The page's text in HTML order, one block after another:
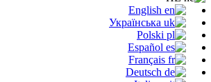
English
Українська
Polski
Español
Français
Deutsch